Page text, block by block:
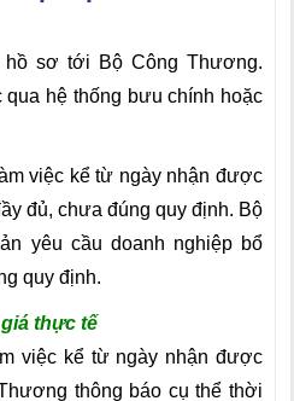
hồ sơ tới Bộ Công Thương.
hệ thống bưu chính hoặc
việc kể từ ngày nhận được
đủ, chưa đúng quy định. Bộ
yêu cầu doanh nghiệp bổ
quy định.
thực tế
việc kể từ ngày nhận được
thông báo cụ thể thời